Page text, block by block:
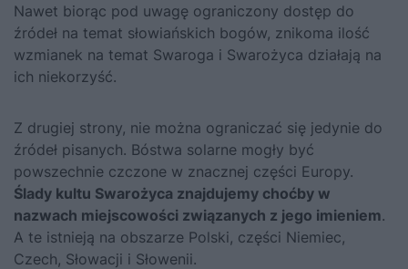
Nawet biorąc pod uwagę ograniczony dostęp do
źródeł na temat słowiańskich bogów, znikoma ilość
wzmianek na temat Swaroga i Swarożyca działają na
ich niekorzyść.
Z drugiej strony, nie można ograniczać się jedynie do
źródeł pisanych. Bóstwa solarne mogły być
powszechnie czczone w znacznej części Europy.
Ślady kultu Swarożyca znajdujemy choćby w
nazwach miejscowości związanych z jego imieniem.
A te istnieją na obszarze Polski, części Niemiec,
Czech, Słowacji i Słowenii.